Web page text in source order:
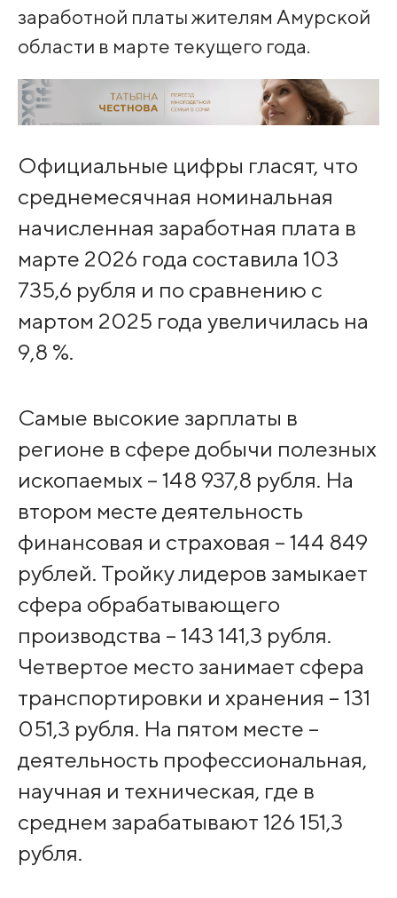
заработной платы жителям Амурской
области в марте текущего года.
Официальные цифры гласят, что
среднемесячная номинальная
начисленная заработная плата в
марте 2026 года составила 103
735,6 рубля и по сравнению с
мартом 2025 года увеличилась на
9,8 %.
Самые высокие зарплаты в
регионе в сфере добычи полезных
ископаемых – 148 937,8 рубля. На
втором месте деятельность
финансовая и страховая – 144 849
рублей. Тройку лидеров замыкает
сфера обрабатывающего
производства – 143 141,3 рубля.
Четвертое место занимает сфера
транспортировки и хранения – 131
051,3 рубля. На пятом месте –
деятельность профессиональная,
научная и техническая, где в
среднем зарабатывают 126 151,3
рубля.